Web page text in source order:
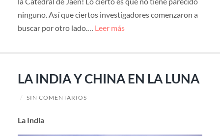
ninguno. Así que ciertos investigadores comenzaron a
buscar por otro lado.… Leer más
LA INDIA Y CHINA EN LA LUNA
/ SIN COMENTARIOS
La India